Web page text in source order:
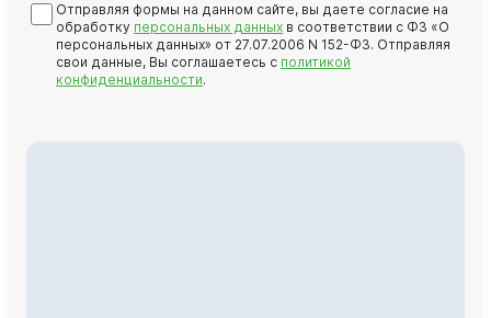
Отправляя формы на данном сайте, вы даете согласие на
обработку персональных данных в соответствии с ФЗ «О
персональных данных» от 27.07.2006 N 152-ФЗ. Отправляя
свои данные, Вы соглашаетесь с политикой
конфиденциальности.